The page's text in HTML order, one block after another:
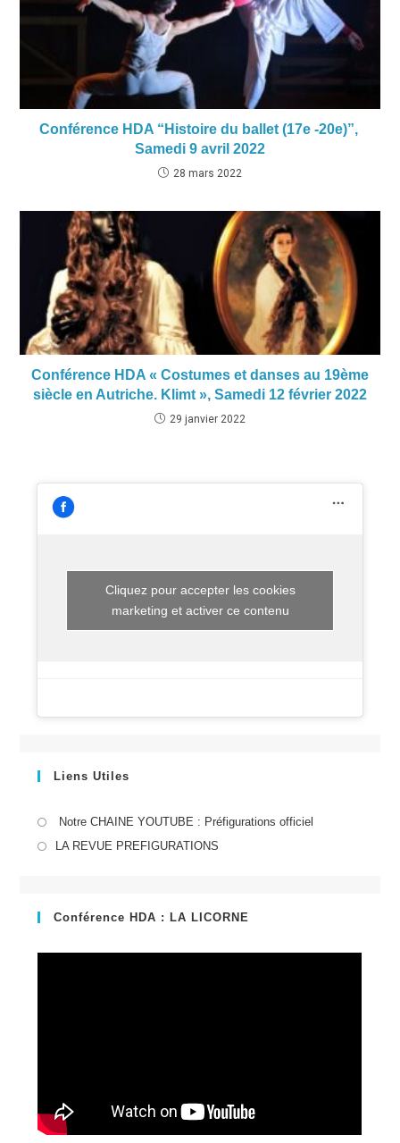
Conférence HDA “Histoire du ballet (17e -20e)”,
Samedi 9 avril 2022
28 mars 2022
Conférence HDA « Costumes et danses au 19ème
siècle en Autriche. Klimt », Samedi 12 février 2022
29 janvier 2022
Cliquez pour accepter les cookies
marketing et activer ce contenu
Liens Utiles
Notre CHAINE YOUTUBE : Préfigurations officiel
LA REVUE PREFIGURATIONS
nouvel
Conférence HDA : LA LICORNE